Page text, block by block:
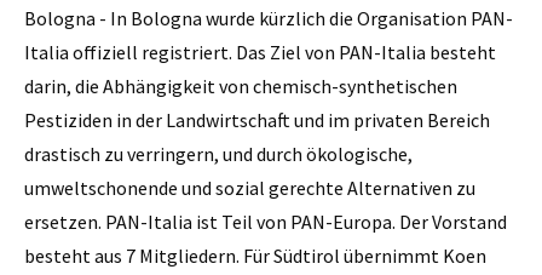
Bologna - In Bologna wurde kürzlich die Organisation PAN-
Italia offiziell registriert. Das Ziel von PAN-Italia besteht
darin, die Abhängigkeit von chemisch-synthetischen
Pestiziden in der Landwirtschaft und im privaten Bereich
drastisch zu verringern, und durch ökologische,
umweltschonende und sozial gerechte Alternativen zu
ersetzen. PAN-Italia ist Teil von PAN-Europa. Der Vorstand
besteht aus 7 Mitgliedern. Für Südtirol übernimmt Koen